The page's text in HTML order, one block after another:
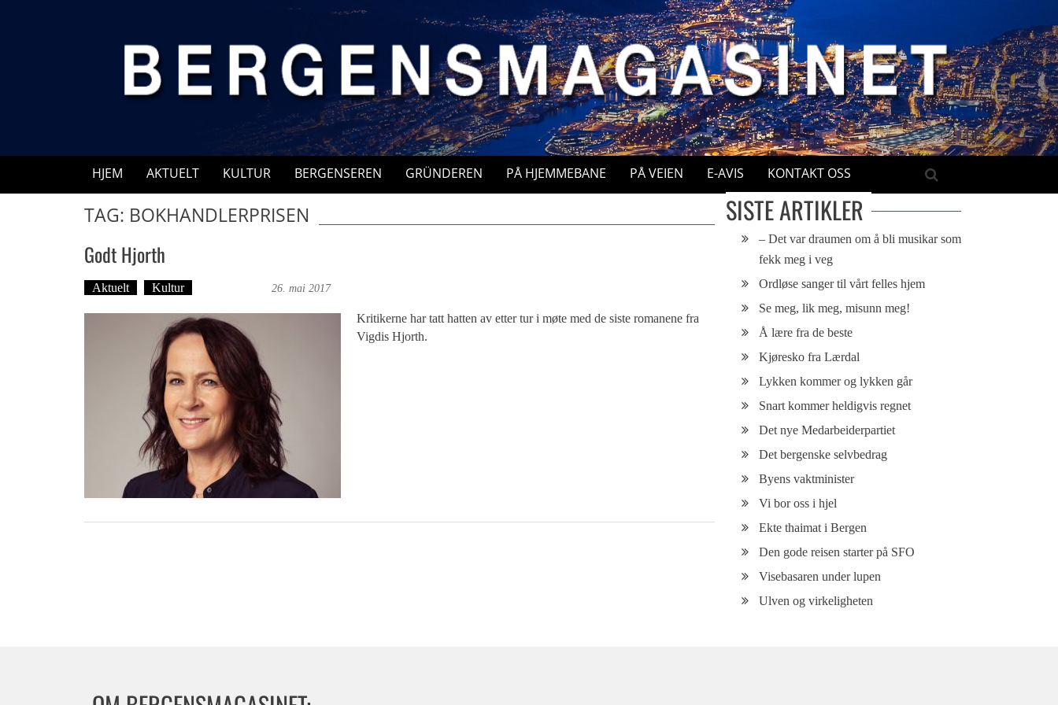
HJEM AKTUELT KULTUR BERGENSEREN GRÜNDEREN PÅ HJEMMEBANE PÅ VEIEN E-AVIS KONTAKT OSS
TAG: BOKHANDLERPRISEN
Godt Hjorth
Aktuelt Kultur 26. mai 2017
Kritikerne har tatt hatten av etter tur i møte med de siste romanene fra
Vigdis Hjorth.
SISTE ARTIKLER
– Det var draumen om å bli musikar som
fekk meg i veg
Ordløse sanger til vårt felles hjem
Se meg, lik meg, misunn meg!
Å lære fra de beste
Kjøresko fra Lærdal
Lykken kommer og lykken går
Snart kommer heldigvis regnet
Det nye Medarbeiderpartiet
Det bergenske selvbedrag
Byens vaktminister
Vi bor oss i hjel
Ekte thaimat i Bergen
Den gode reisen starter på SFO
Visebasaren under lupen
Ulven og virkeligheten